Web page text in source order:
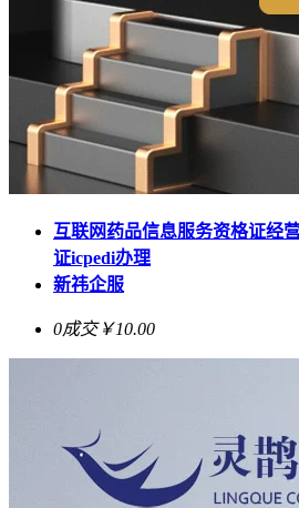
互联网药品信息服务资格证经
证icpedi办理
新祎企服
0成交￥10.00